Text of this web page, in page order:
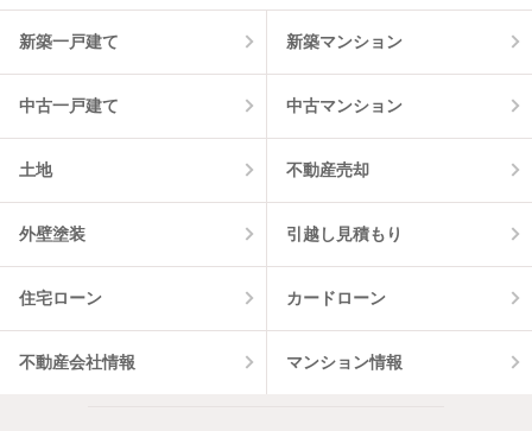
10
新築一戸建て 新築マンション
中古一戸建て 中古マンション
土地 不動産売却
外壁塗装 引越し見積もり
住宅ローン カードローン
不動産会社情報 マンション情報